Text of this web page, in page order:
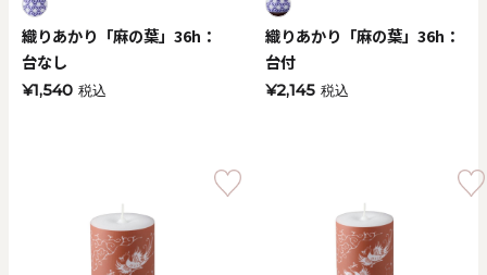
織りあかり「麻の葉」36h：
台なし
¥1,540 税込
織りあかり「麻の葉」36h：
台付
¥2,145 税込